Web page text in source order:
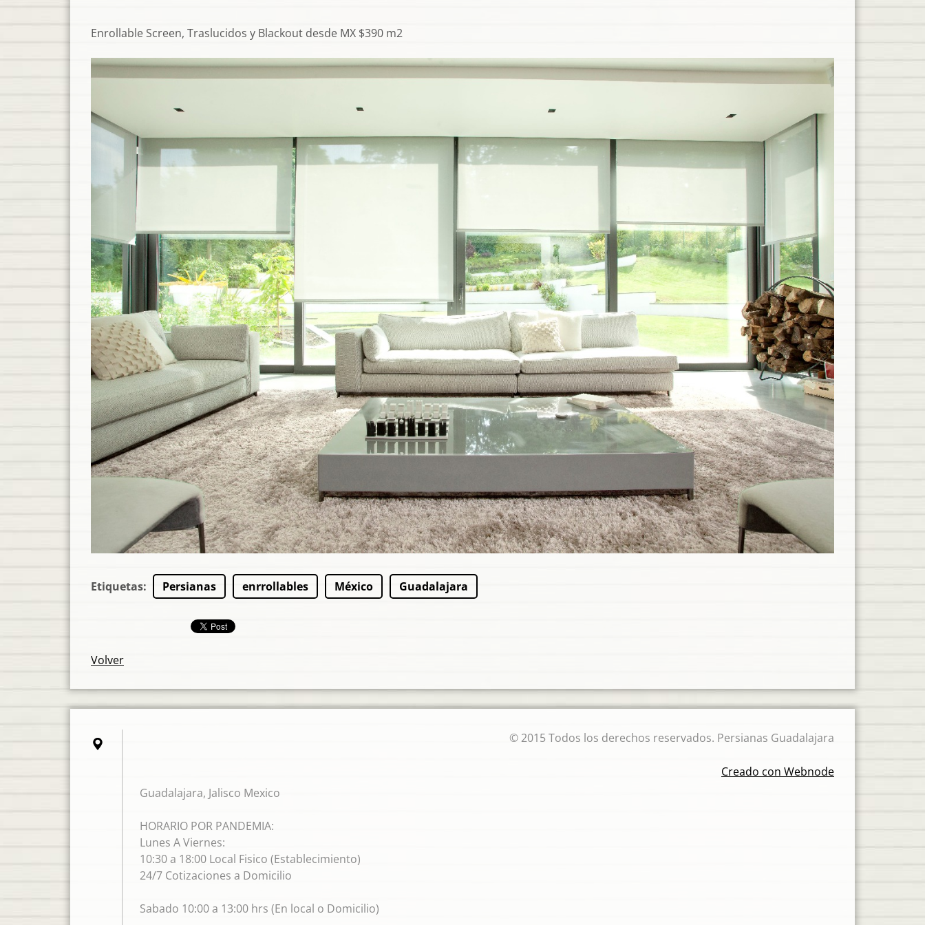
Enrollable Screen, Traslucidos y Blackout desde MX $390 m2
Etiquetas: Persianas enrrollables México Guadalajara
Volver
Guadalajara, Jalisco Mexico
HORARIO POR PANDEMIA:
Lunes A Viernes:
10:30 a 18:00 Local Fisico (Establecimiento)
24/7 Cotizaciones a Domicilio
Sabado 10:00 a 13:00 hrs (En local o Domicilio)
© 2015 Todos los derechos reservados. Persianas Guadalajara
Creado con Webnode